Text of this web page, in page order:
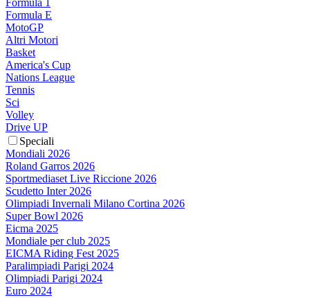
Formula 1
Formula E
MotoGP
Altri Motori
Basket
America's Cup
Nations League
Tennis
Sci
Volley
Drive UP
Speciali
Mondiali 2026
Roland Garros 2026
Sportmediaset Live Riccione 2026
Scudetto Inter 2026
Olimpiadi Invernali Milano Cortina 2026
Super Bowl 2026
Eicma 2025
Mondiale per club 2025
EICMA Riding Fest 2025
Paralimpiadi Parigi 2024
Olimpiadi Parigi 2024
Euro 2024